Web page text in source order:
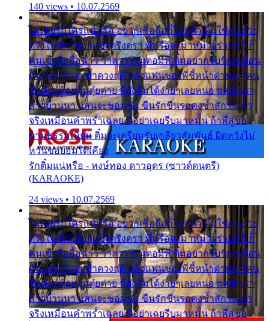
140 views • 10.07.2569
ไม่เคยรักใครแน่หรือ อยากเชื่อถือก็ไม่กล้า ติ๋มใช่คนสวย
ตรึงใจ ติ๋มใช่งามซึ้งตรึงตรา พี่หรือจะมาหมายร่วมชีวี ก็
คนเขาลืออื้อฉาว ว่าสาวๆรุมตอมพี่ ติ๋มอยากรับรักเหมือน
กัน แต่หวั่นจะช้ำดวงฤดี กลัวแฟนของพี่ชี้หน้าด่าทอ ก็คน
ชื่อต๋อยต้อยตุ้มตุ๋ยต่าย พี่ยังลืมได้ง่ายๆเลยหนอ แค่ตัวเรา
สาวบ้านนา แสนจะซอมซ่อ ขืนรักขืนรอคงช้ำสักวัน ถ้า
จริงเหมือนคำพร่ำเฉลย พี่อย่าเฉยรีบมาหมั้น ถ้าพี่สู่ขอ
ตามธรรมเนียม ติ๋มจะเตรียมรับเกลียวสัมพันธ์ ผิดหวังไม่
หวั่นขอยอมได้เคียง
รักติ๋มแน่หรือ - หงษ์ทอง ดาวอุดร (ซาวด์ดนตรี)
(KARAOKE)
24 views • 10.07.2569
ไม่เคยรักใครแน่หรือ อยากเชื่อถือก็ไม่กล้า ติ๋มใช่คนสวย
ตรึงใจ ติ๋มใช่งามซึ้งตรึงตรา พี่หรือจะมาหมายร่วมชีวี ก็
คนเขาลืออื้อฉาว ว่าสาวๆรุมตอมพี่ ติ๋มอยากรับรักเหมือน
กัน แต่หวั่นจะช้ำดวงฤดี กลัวแฟนของพี่ชี้หน้าด่าทอ ก็คน
ชื่อต๋อยต้อยตุ้มตุ๋ยต่าย พี่ยังลืมได้ง่ายๆเลยหนอ แค่ตัวเรา
สาวบ้านนา แสนจะซอมซ่อ ขืนรักขืนรอคงช้ำสักวัน ถ้า
จริงเหมือนคำพร่ำเฉลย พี่อย่าเฉยรีบมาหมั้น ถ้าพี่สู่ขอ